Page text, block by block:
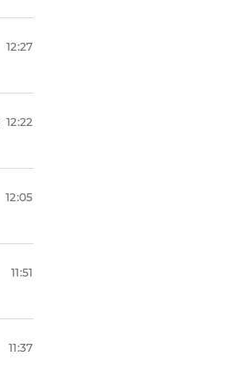
12:27
12:22
12:05
11:51
11:37